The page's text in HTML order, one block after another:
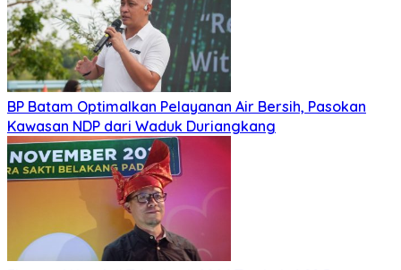
BP Batam Optimalkan Pelayanan Air Bersih, Pasokan
Kawasan NDP dari Waduk Duriangkang